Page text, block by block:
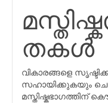
തകള്‍
വികാരങ്ങളെ
സഹായിക്കുകയും
മസ്തിഷ്കഭാഗത്തിന്